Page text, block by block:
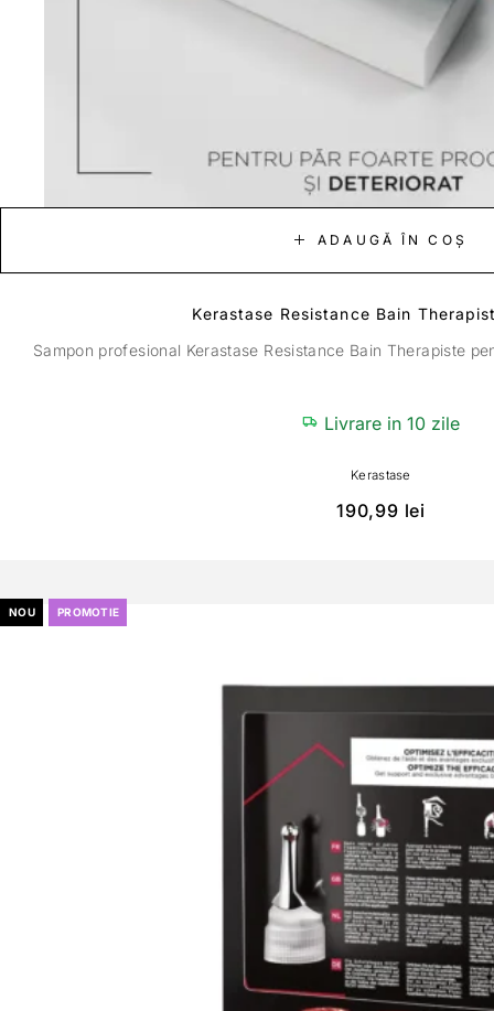
ADAUGĂ ÎN COȘ
Kerastase Resistance Bain
Sampon profesional Kerastase Resistance Bain Therapiste
Livrare in 10 zile
Kerastase
190,99 lei
NOU PROMOTIE